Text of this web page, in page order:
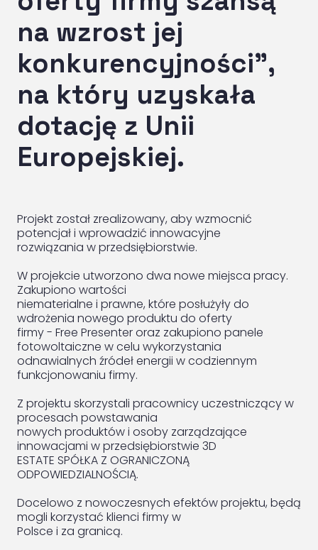
na wzrost jej
konkurencyjności”,
na który uzyskała
dotację z Unii
Europejskiej.
Projekt został zrealizowany, aby wzmocnić
potencjał i wprowadzić innowacyjne
rozwiązania w przedsiębiorstwie.
W projekcie utworzono dwa nowe miejsca pracy.
Zakupiono wartości
niematerialne i prawne, które posłużyły do
wdrożenia nowego produktu do oferty
firmy - Free Presenter oraz zakupiono panele
fotowoltaiczne w celu wykorzystania
odnawialnych źródeł energii w codziennym
funkcjonowaniu firmy.
Z projektu skorzystali pracownicy uczestniczący w
procesach powstawania
nowych produktów i osoby zarządzające
innowacjami w przedsiębiorstwie 3D
ESTATE SPÓŁKA Z OGRANICZONĄ
ODPOWIEDZIALNOŚCIĄ.
Docelowo z nowoczesnych efektów projektu, będą
mogli korzystać klienci firmy w
Polsce i za granicą.